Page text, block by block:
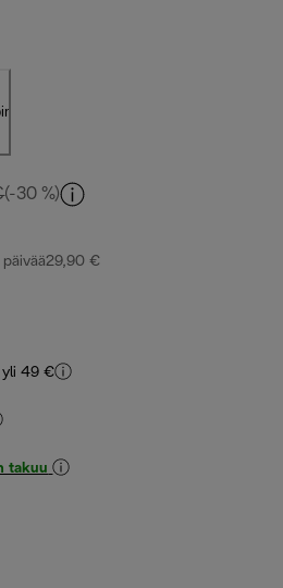
alkuperäinen hinta 42,90 €
(-30 %)
päivää29,90 €
yli 49 €
takuu